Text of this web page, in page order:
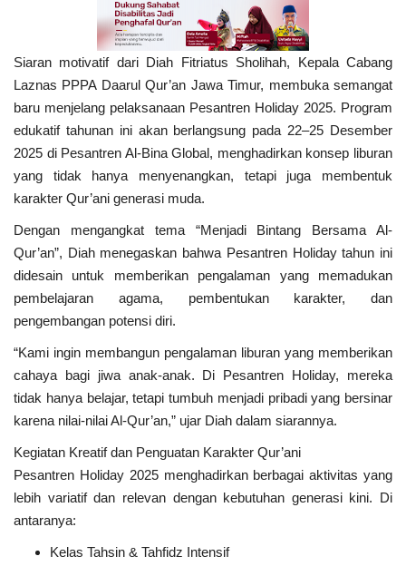
Siaran motivatif dari Diah Fitriatus Sholihah, Kepala Cabang
Laznas PPPA Daarul Qur’an Jawa Timur, membuka semangat
baru menjelang pelaksanaan Pesantren Holiday 2025. Program
edukatif tahunan ini akan berlangsung pada 22–25 Desember
2025 di Pesantren Al-Bina Global, menghadirkan konsep liburan
yang tidak hanya menyenangkan, tetapi juga membentuk
karakter Qur’ani generasi muda.
Dengan mengangkat tema “Menjadi Bintang Bersama Al-
Qur’an”, Diah menegaskan bahwa Pesantren Holiday tahun ini
didesain untuk memberikan pengalaman yang memadukan
pembelajaran agama, pembentukan karakter, dan
pengembangan potensi diri.
“Kami ingin membangun pengalaman liburan yang memberikan
cahaya bagi jiwa anak-anak. Di Pesantren Holiday, mereka
tidak hanya belajar, tetapi tumbuh menjadi pribadi yang bersinar
karena nilai-nilai Al-Qur’an,” ujar Diah dalam siarannya.
Kegiatan Kreatif dan Penguatan Karakter Qur’ani
Pesantren Holiday 2025 menghadirkan berbagai aktivitas yang
lebih variatif dan relevan dengan kebutuhan generasi kini. Di
antaranya:
Kelas Tahsin & Tahfidz Intensif